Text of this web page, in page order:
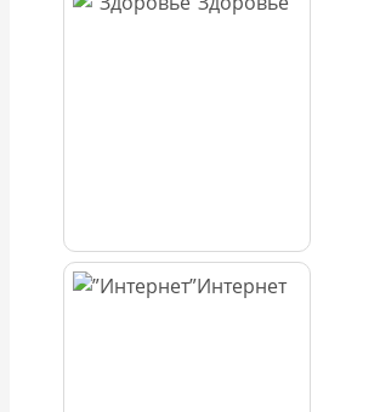
Интернет